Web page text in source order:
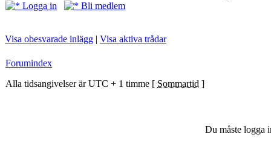
Logga in
Bli medlem
Visa obesvarade inlägg | Visa aktiva trådar
Forumindex
Alla tidsangivelser är UTC + 1 timme [ Sommartid ]
Du måste logga